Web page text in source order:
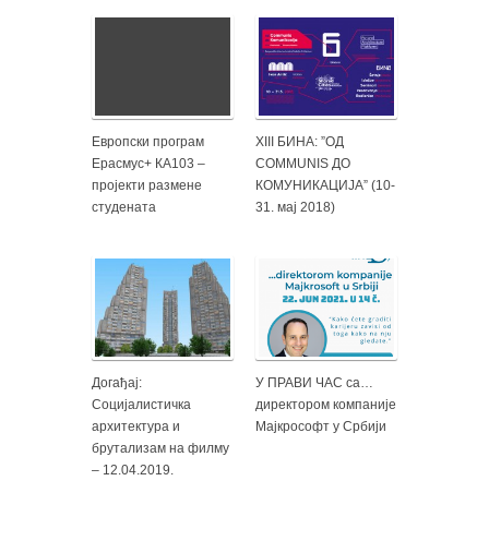
Европски програм
Ерасмус+ КА103 –
пројекти размене
студената
XIII БИНА: ”ОД
COMMUNIS ДО
КОМУНИКАЦИЈА” (10-
31. мај 2018)
Догађај:
Социјалистичка
архитектура и
брутализам на филму
– 12.04.2019.
У ПРАВИ ЧАС са…
директором компаније
Мајкрософт у Србији